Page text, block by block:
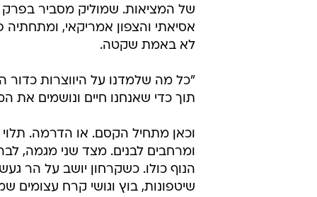
של המציאות. שמוליק מסביר בפרק
אסיאתי והצפון אמריקאי,
לא באמת שקטה.
"כל מה שלמדנו על היווצרות כדור
תוך כדי שאנחנו חיים ונושמים את
וכאן מתחיל הקסם. או הדרמה.
ומרחבים לבנים. מצד שני מגמה,
הנוף כולו. כשקרחון יושב על הר
שיטפונות, בוץ וגושי קרח